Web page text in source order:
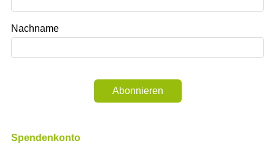
Nachname
Abonnieren
Spendenkonto